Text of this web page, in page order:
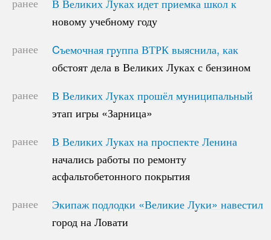
новому учебному году
В Великих Луках идет приемка школ к
новому учебному году
ранее
Cъемочная группа ВТРК выяснила, как
обстоят дела в Великих Луках с бензином
Cъемочная группа ВТРК выяснила, как
обстоят дела в Великих Луках с бензином
ранее
В Великих Луках прошёл муниципальный
этап игры «Зарница»
В Великих Луках прошёл муниципальный
этап игры «Зарница»
ранее
В Великих Луках на проспекте Ленина
начались работы по ремонту
асфальтобетонного покрытия
В Великих Луках на проспекте Ленина
начались работы по ремонту
асфальтобетонного покрытия
ранее
Экипаж подлодки «Великие Луки» навестил
город на Ловати
Экипаж подлодки «Великие Луки» навестил
город на Ловати